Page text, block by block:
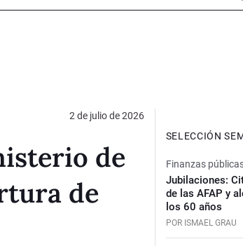
2 de julio de 2026
de
de
SELECCIÓN
Finanzas
Jubilaciones:
de las AFAP y
los 60 años
POR ISMAEL GRAU